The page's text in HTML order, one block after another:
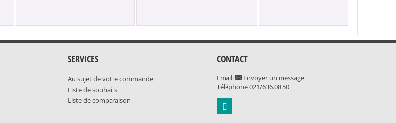
SERVICES
Au sujet de votre commande
Liste de souhaits
Liste de comparaison
CONTACT
Email:
Envoyer un message
Téléphone021/636.08.50